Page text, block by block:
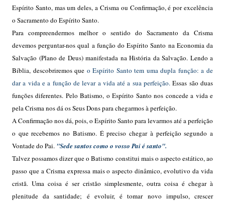
Espírito Santo, mas um deles, a Crisma ou Confirmação, é por excelência
o Sacramento do Espírito Santo.
Para compreendermos melhor o sentido do Sacramento da Crisma
devemos perguntar-nos qual a função do Espírito Santo na Economia da
Salvação (Plano de Deus) manifestada na História da Salvação. Lendo a
Bíblia, descobriremos que o Espírito Santo tem uma dupla função: a de
dar a vida e a função de levar a vida até a sua perfeição.Essas são duas
funções diferentes. Pelo Batismo, o Espírito Santo nos concede a vida e
pela Crisma nos dá os Seus Dons para chegarmos à perfeição.
A Confirmação nos dá, pois, o Espírito Santo para levarmos até a perfeição
o que recebemos no Batismo. É preciso chegar à perfeição segundo a
Vontade do Pai. "Sede santos como o vosso Pai é santo".
Talvez possamos dizer que o Batismo constitui mais o aspecto estático, ao
passo que a Crisma expressa mais o aspecto dinâmico, evolutivo da vida
cristã. Uma coisa é ser cristão simplesmente, outra coisa é chegar à
plenitude da santidade; é evoluir, é tomar novo impulso, crescer